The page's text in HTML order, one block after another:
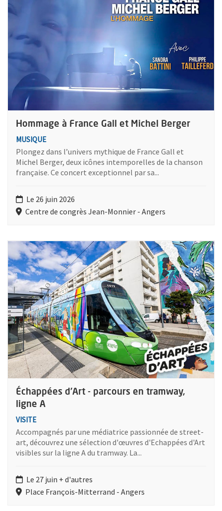
Hommage à France Gall et Michel Berger
MUSIQUE
Plongez dans l’univers mythique de France Gall et
Michel Berger, deux icônes intemporelles de la chanson
française. Ce concert exceptionnel par sa...
Le 26 juin 2026
Centre de congrès Jean-Monnier - Angers
Échappées d'Art - parcours en tramway,
ligne A
VISITE
Accompagnés par une médiatrice passionnée de street-
art, découvrez une sélection d'œuvres d'Echappées d'Art
visibles sur la ligne A du tramway. La...
Le 27 juin + d'autres
Place François-Mitterrand - Angers
Plus d'information sur l'évènement : Échappées d'Art -